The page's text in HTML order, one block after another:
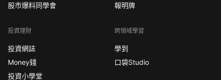
股市爆料同學會
投資理財
投資網誌
Money錢
投資小學堂
報明牌
跨領域學習
學到
口袋Studio